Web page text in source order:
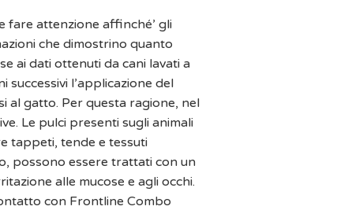
fare attenzione affinché’ gli
che dimostrino quanto
ai dati ottenuti da cani lavati a
l’applicazione del
al gatto. Per questa ragione, nel
Le pulci presenti sugli animali
tappeti, tende e tessuti
possono essere trattati con un
alle mucose e agli occhi.
con Frontline Combo